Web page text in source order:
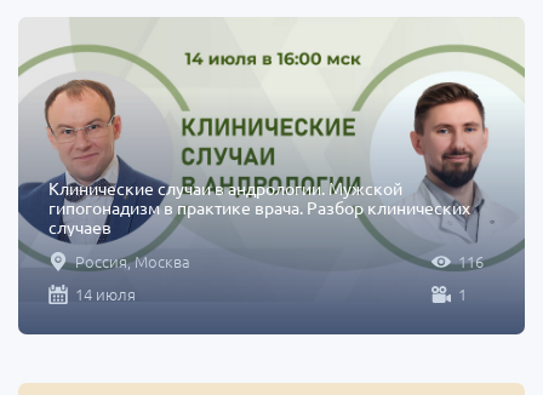
Клинические случаи в андрологии. Мужской
гипогонадизм в практике врача. Разбор клинических
случаев
Россия, Москва
116
14 июля
1